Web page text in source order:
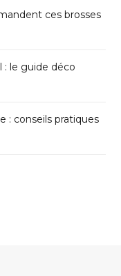
ces brosses
: le guide déco
: conseils pratiques